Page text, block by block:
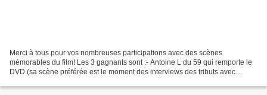
Merci à tous pour vos nombreuses participations avec des scènes
mémorables du film! Les 3 gagnants sont :- Antoine L du 59 qui remporte le
DVD (sa scène préférée est le moment des interviews des tributs avec